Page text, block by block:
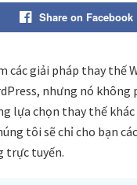
Share on Facebook
các giải pháp thay thế
nhưng nó
lựa chọn thay thế
tôi sẽ chỉ cho bạn
trực tuyến.